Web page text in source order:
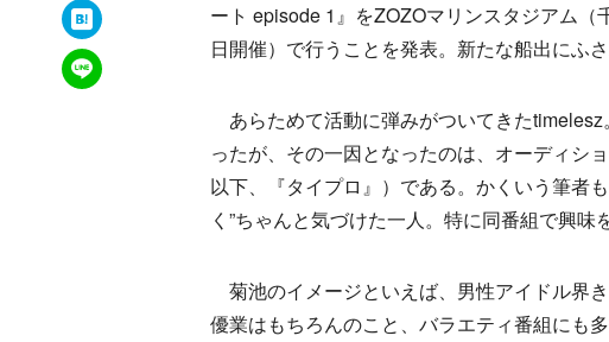
はてなブックマーク
LINEで送る
ート episode 1』をZOZOマリンスタジアム
日開催）で行うことを発表。新たな船出にふ
あらためて活動に弾みがついてきた
ったが、その一因となったのは、オーディシ
以下、『タイプロ』）である。かくいう筆者
く”ちゃんと気づけた一人。特に同番組で興味
菊池のイメージといえば、男性アイドル界
優業はもちろんのこと、バラエティ番組にも